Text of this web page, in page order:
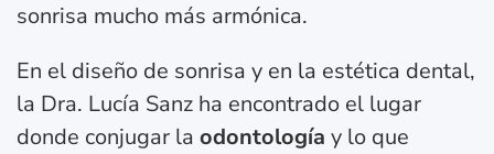
sonrisa mucho más armónica.
En el diseño de sonrisa y en la estética dental,
la Dra. Lucía Sanz ha encontrado el lugar
donde conjugar la odontología y lo que